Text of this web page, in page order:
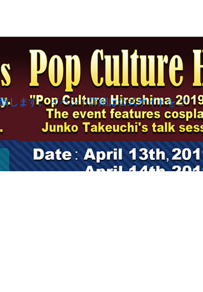
します。 イベント詳細は公式サイトをご